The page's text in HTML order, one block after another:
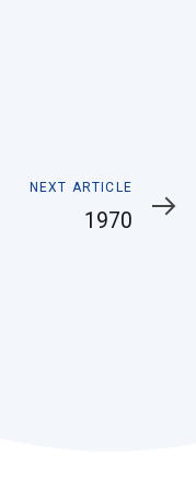
Next
Article
NEXT ARTICLE
1970